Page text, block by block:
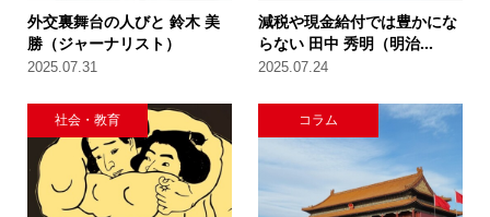
外交裏舞台の人びと 鈴木 美
勝（ジャーナリスト）
2025.07.31
減税や現金給付では豊かにな
らない 田中 秀明（明治...
2025.07.24
社会・教育 コラム